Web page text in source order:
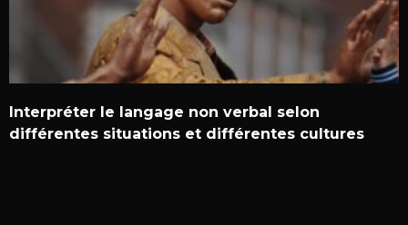
Interpréter le langage non verbal selon
différentes situations et différentes cultures